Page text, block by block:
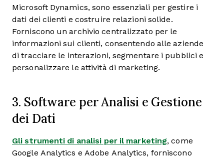
Microsoft Dynamics, sono essenziali per gestire i
dati dei clienti e costruire relazioni solide.
Forniscono un archivio centralizzato per le
informazioni sui clienti, consentendo alle aziende
di tracciare le interazioni, segmentare i pubblici e
personalizzare le attività di marketing.
3. Software per Analisi e Gestione
dei Dati
Gli strumenti di analisi per il marketing, come
Google Analytics e Adobe Analytics, forniscono